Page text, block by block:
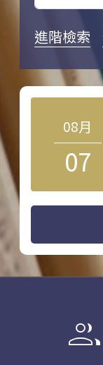
進階檢索
08月
07
group